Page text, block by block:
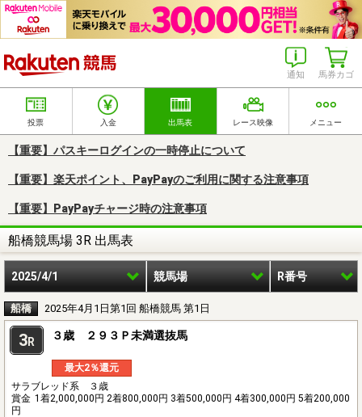
馬券カゴ
通知
投票 入金 出馬表 レース映像 メニュー
【重要】パスキーログインの一時停止について
【重要】楽天ポイント、PayPayのご利用に関する注意事項
【重要】PayPayチャージ時の注意事項
船橋競馬場 3R 出馬表
2025/4/1 競馬場 R番号
船橋 2025年4月1日第1回 船橋競馬 第1日
3R ３歳 ２９３Ｐ未満選抜馬
最大2％還元
サラブレッド系 ３歳
賞金 1着2,000,000円 2着800,000円 3着500,000円 4着300,000円 5着200,000
円